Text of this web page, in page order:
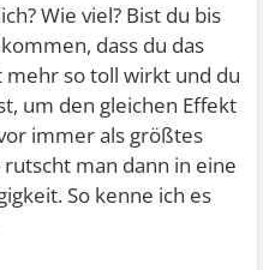
Wie viel? Bist du bis
dass du das
mehr so toll wirkt und du
um den gleichen Effekt
immer als größtes
man dann in eine
So kenne ich es